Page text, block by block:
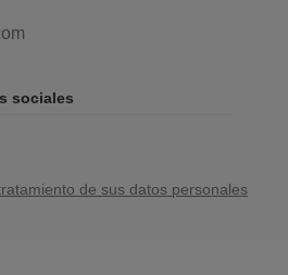
sociales
de sus datos personales